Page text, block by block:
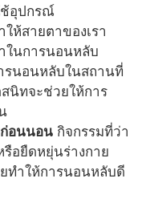
ช้อุปกรณ์
ห้สายตาของเรา
ในการนอนหลับ
รนอนหลับในสถานที่
นิทจะช่วยให้การ
อนนอน กิจกรรมที่ว่า
อยืดหยุ่นร่างกาย
ทำให้การนอนหลับดี